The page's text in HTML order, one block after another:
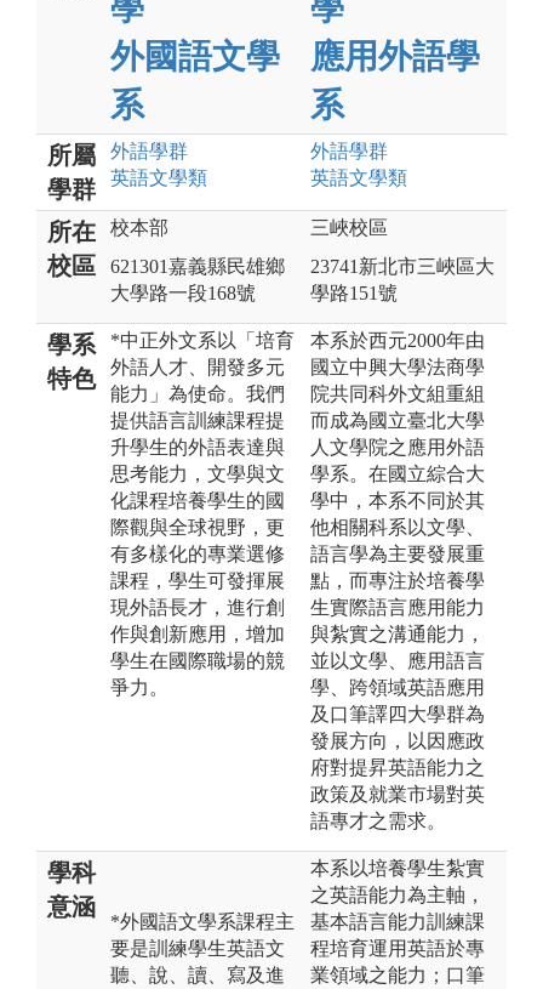
學
外國語文學
系
學
應用外語學
系
所屬
學群
外語學群
英語文學類
外語學群
英語文學類
所在
校區
校本部
621301嘉義縣民雄鄉
大學路一段168號
三峽校區
23741新北市三峽區大
學路151號
學系
特色
*中正外文系以「培育
外語人才、開發多元
能力」為使命。我們
提供語言訓練課程提
升學生的外語表達與
思考能力，文學與文
化課程培養學生的國
際觀與全球視野，更
有多樣化的專業選修
課程，學生可發揮展
現外語長才，進行創
作與創新應用，增加
學生在國際職場的競
爭力。
本系於西元2000年由
國立中興大學法商學
院共同科外文組重組
而成為國立臺北大學
人文學院之應用外語
學系。在國立綜合大
學中，本系不同於其
他相關科系以文學、
語言學為主要發展重
點，而專注於培養學
生實際語言應用能力
與紮實之溝通能力，
並以文學、應用語言
學、跨領域英語應用
及口筆譯四大學群為
發展方向，以因應政
府對提昇英語能力之
政策及就業市場對英
語專才之需求。
學科
意涵
*外國語文學系課程主
要是訓練學生英語文
聽、說、讀、寫及進
本系以培養學生紮實
之英語能力為主軸，
基本語言能力訓練課
程培育運用英語於專
業領域之能力；口筆